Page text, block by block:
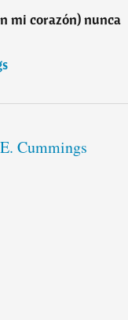
mi corazón) nunca
Cummings